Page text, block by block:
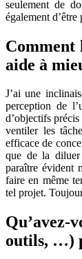
seulement de
également
Comment
aide à
J’ai une
perception de
d’objectifs
ventiler les
efficace de
que de la
paraître évident
faire en même
tel projet.
outils, …)